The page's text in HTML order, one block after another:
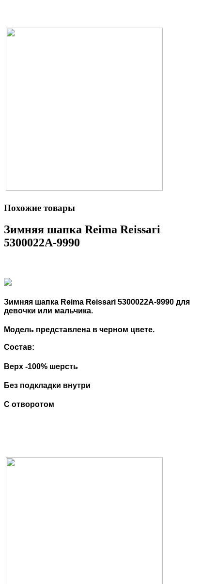
Похожие товары
Зимняя шапка Reima Reissari
5300022A-9990
Зимняя шапка Reima Reissari 5300022A-9990 для
девочки или мальчика.
Модель представлена в черном цвете.
Состав:
Верх -100% шерсть
Без подкладки внутри
С отворотом